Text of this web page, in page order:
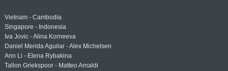
Vietnam - Cambodia
Singapore - Indonesia
Iva Jovic - Alina Korneeva
Daniel Merida Aguilar - Alex Michelsen
Ann Li - Elena Rybakina
Tallon Griekspoor - Matteo Arnaldi